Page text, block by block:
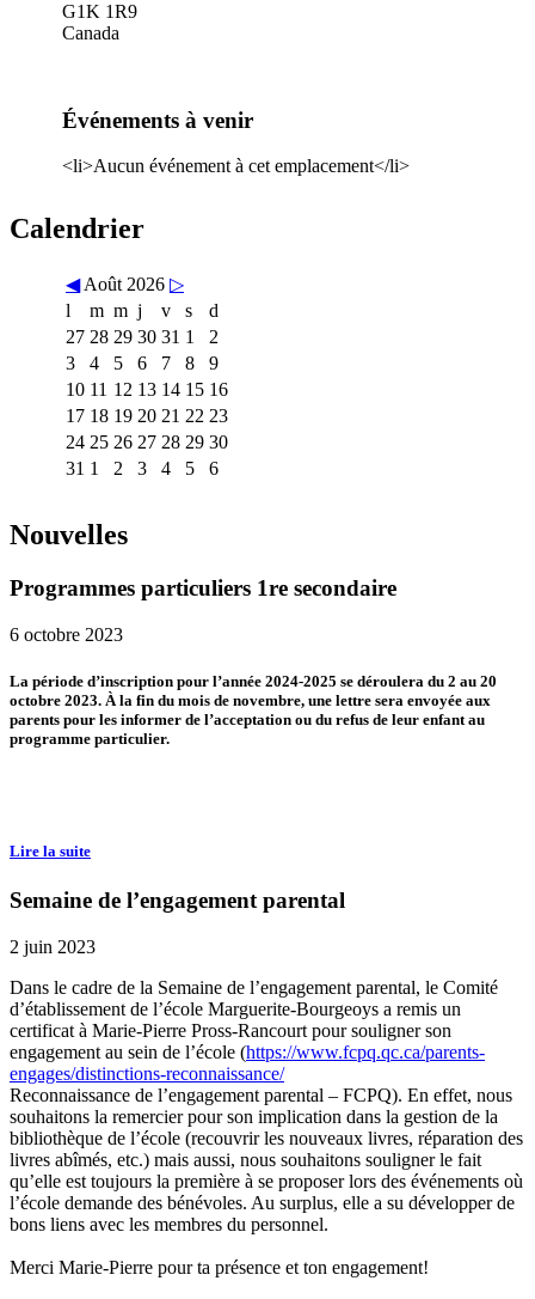
G1K 1R9
Canada
Événements à venir
<li>Aucun événement à cet emplacement</li>
Calendrier
◀ Août 2026 ▷
l
m m j v s
d
27 28 29 30 31 1
2
3
4 5 6 7 8
9
10 11 12 13 14 15 16
17 18 19 20 21 22 23
24 25 26 27 28 29 30
31 1 2 3 4 5 6
Nouvelles
Programmes particuliers 1re secondaire
6 octobre 2023
La période d’inscription pour l’année 2024-2025 se déroulera du 2 au 20
octobre 2023. À la fin du mois de novembre, une lettre sera envoyée aux
parents pour les informer de l’acceptation ou du refus de leur enfant au
programme particulier.
Lire la suite
Semaine de l’engagement parental
2 juin 2023
Dans le cadre de la Semaine de l’engagement parental, le Comité
d’établissement de l’école Marguerite-Bourgeoys a remis un
certificat à Marie-Pierre Pross-Rancourt pour souligner son
engagement au sein de l’école (https://www.fcpq.qc.ca/parents-
engages/distinctions-reconnaissance/
Reconnaissance de l’engagement parental – FCPQ). En effet, nous
souhaitons la remercier pour son implication dans la gestion de la
bibliothèque de l’école (recouvrir les nouveaux livres, réparation des
livres abîmés, etc.) mais aussi, nous souhaitons souligner le fait
qu’elle est toujours la première à se proposer lors des événements où
l’école demande des bénévoles. Au surplus, elle a su développer de
bons liens avec les membres du personnel.
Merci Marie-Pierre pour ta présence et ton engagement!